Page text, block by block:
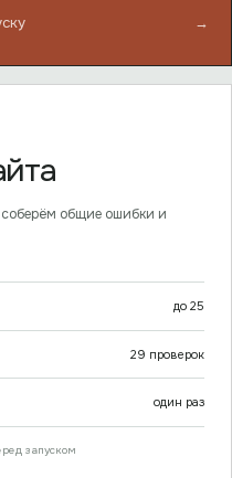
→
общие ошибки и
до 25
29 проверок
один раз
запуском